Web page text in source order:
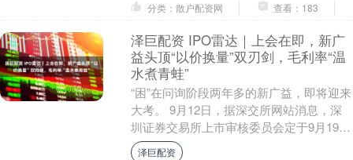
分类：散户配资网
查看：183
泽巨配资 IPO雷达｜上会在即，新广
益头顶“以价换量”双刃剑，毛利率“温
水煮青蛙”
“困”在问询阶段两年多的新广益，即将迎来
大考。 9月12日，据深交所网站消息，深
圳证券交易所上市审核委员会定于9月19日
召开2025年第20次上市审核委员会审议....
泽巨配资